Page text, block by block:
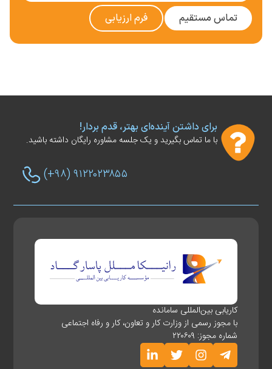
تماس مستقیم فرم ارزیابی
برای داشتن آینده‌ای بهتر، قدم بردار!
با ما تماس بگیرید و یک جلسه مشاوره رایگان داشته باشید.
(+۹۸) ۹۱۲۲۰۲۳۸۵۵
کاریابی بین‌المللی سامانده
با مجوز رسمی از وزارت کار و تعاون، کار و رفاه اجتماعی
شماره مجوز: ۲۲۰۶۰۹